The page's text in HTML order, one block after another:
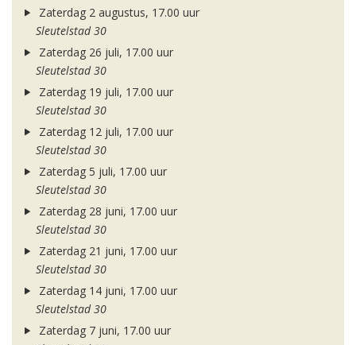
Zaterdag 2 augustus, 17.00 uur
Sleutelstad 30
Zaterdag 26 juli, 17.00 uur
Sleutelstad 30
Zaterdag 19 juli, 17.00 uur
Sleutelstad 30
Zaterdag 12 juli, 17.00 uur
Sleutelstad 30
Zaterdag 5 juli, 17.00 uur
Sleutelstad 30
Zaterdag 28 juni, 17.00 uur
Sleutelstad 30
Zaterdag 21 juni, 17.00 uur
Sleutelstad 30
Zaterdag 14 juni, 17.00 uur
Sleutelstad 30
Zaterdag 7 juni, 17.00 uur